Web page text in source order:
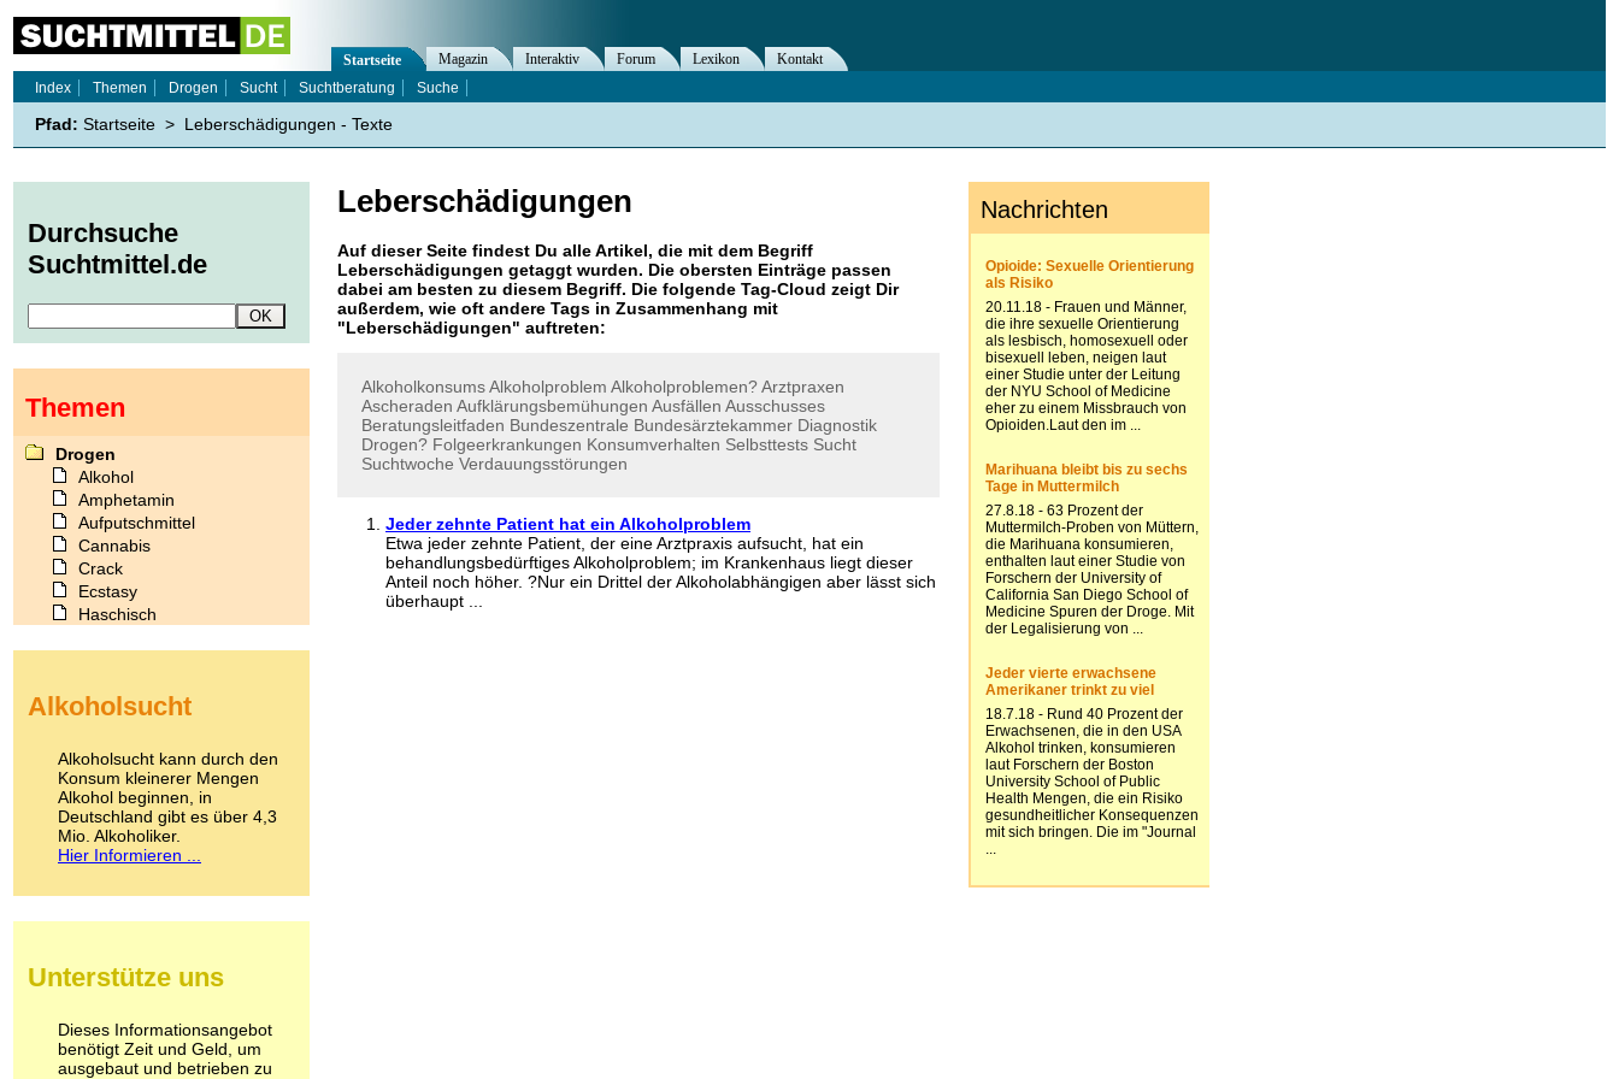
Leberschädigungen
Auf dieser Seite findest Du alle Artikel, die mit dem Begriff
Leberschädigungen getaggt wurden. Die obersten Einträge passen
dabei am besten zu diesem Begriff. Die folgende Tag-Cloud zeigt Dir
außerdem, wie oft andere Tags in Zusammenhang mit
"Leberschädigungen" auftreten:
AlkoholkonsumsAlkoholproblem Alkoholproblemen?Arztpraxen
Ascheraden Aufklärungsbemühungen Ausfällen Ausschusses
Beratungsleitfaden Bundeszentrale Bundesärztekammer Diagnostik
Drogen? Folgeerkrankungen Konsumverhalten Selbsttests Sucht
Suchtwoche Verdauungsstörungen
Jeder zehnte Patient hat ein Alkoholproblem
Etwa jeder zehnte Patient, der eine Arztpraxis aufsucht, hat ein
behandlungsbedürftiges Alkoholproblem; im Krankenhaus liegt dieser
Anteil noch höher. ?Nur ein Drittel der Alkoholabhängigen aber lässt sich
überhaupt ...
Startseite Magazin Interaktiv Forum Lexikon
Kontakt
Index
Themen Drogen Sucht Suchtberatung Suche
Pfad: Startseite > Leberschädigungen - Texte
Durchsuche
Suchtmittel.de
Themen
Drogen
Alkohol
Amphetamin
Aufputschmittel
Cannabis
Crack
Ecstasy
Haschisch
Kokain
LSD
Marihuana
Medikamente
Meskalin
Metamphetamin
Methadon
Pilze
Psychopharmaka
Schlafmittel
Schmerzmittel
Alkoholsucht
Alkoholsucht kann durch den
Konsum kleinerer Mengen
Alkohol beginnen, in
Deutschland gibt es über 4,3
Mio. Alkoholiker.
Hier Informieren ...
Unterstütze uns
Dieses Informationsangebot
benötigt Zeit und Geld, um
ausgebaut und betrieben zu